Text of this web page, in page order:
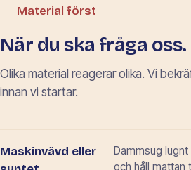
Material först
När du ska fråga oss.
Olika material reagerar olika. Vi
innan vi startar.
Maskinvävd eller
Dammsug lugnt
och håll mattan